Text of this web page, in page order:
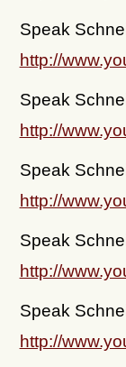
Speak
http://
Speak
http://
Speak
http://
Speak
http://
Speak
http://